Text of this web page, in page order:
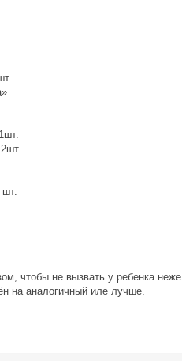
шт.
чтобы не вызвать у ребенка
на аналогичный иле лучше.